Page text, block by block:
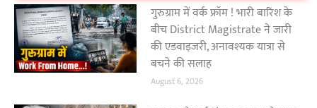
गुरुग्राम में वर्क फ्रॉम ! भारी बारिश के
बीच District Magistrate ने जारी
की एडवाइजरी, अनावश्यक यात्रा से
बचने की सलाह
August 6, 2026